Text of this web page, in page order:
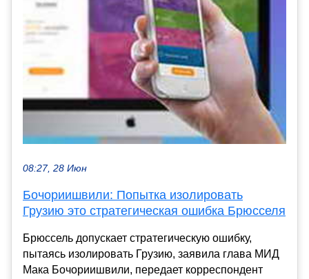
08:27, 28 Июн
Бочориишвили: Попытка изолировать
Грузию это стратегическая ошибка Брюсселя
Брюссель допускает стратегическую ошибку,
пытаясь изолировать Грузию, заявила глава МИД
Мака Бочориишвили, передает корреспондент